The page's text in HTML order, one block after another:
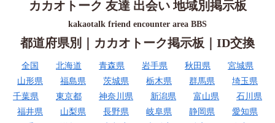
カカオトーク 友達 出会い 地域別掲示板
kakaotalk friend encounter area BBS
都道府県別｜カカオトーク掲示板｜ID交換
全国 北海道 青森県 岩手県 秋田県
宮城県
山形県
福島県 茨城県 栃木県 群馬県
埼玉県
千葉県
東京都 神奈川県 新潟県 富山県
石川県
福井県
山梨県 長野県 岐阜県 静岡県
愛知県